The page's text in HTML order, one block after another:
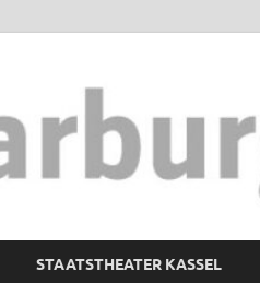
STAATSTHEATER KASSEL